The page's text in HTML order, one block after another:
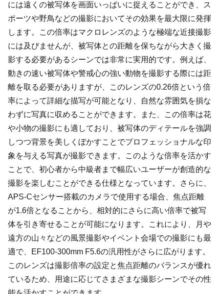
には遠くの被写体を画面いっぱいに捉えることができ、ス
ポーツや野鳥などの撮影においてその効果を最大限に発揮
します。この倍率はマクロレンズのような極端な近接撮影
には及びませんが、被写体との距離を保ちながら大きく撮
影する必要があるシーンでは非常に実用的です。例えば、
動きの速い被写体や警戒心の強い動物を撮影する際には距
離を取る必要がありますが、このレンズの0.26倍という倍
率によって詳細な描写が可能となり、自然な雰囲気を損な
わずに写真に収めることができます。また、この倍率は花
や小物の撮影にも適しており、被写体のディテールを強調
しつつ背景を美しくぼかすことでプロフェッショナルな印
象を与える写真が撮影できます。このような倍率を活かす
ことで、初心者から中級者まで幅広いユーザーが創造的な
撮影を楽しむことができる仕様となっています。さらに、
APS-Cセンサー搭載のカメラで使用する場合、焦点距離
が1.6倍となることから、相対的にさらに高い倍率で被写
体を引き寄せることが可能になります。これにより、月や
遠方の山々などの風景撮影やイベント会場での撮影にも最
適で、EF100-300mm F5.6の汎用性がさらに広がります。
このレンズは撮影倍率の設定と焦点距離のバランスが優れ
ているため、用途に応じてさまざまな撮影シーンでその性